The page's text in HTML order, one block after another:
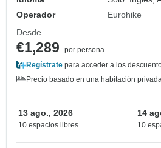
Operador
Eurohike
Desde
€1,289
por persona
Regístrate para acceder a los
Precio basado en una habitación
13 ago., 2026
10 espacios libres
14
10